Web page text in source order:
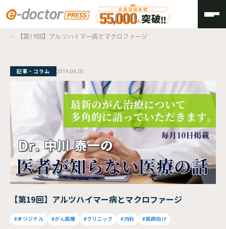
TOP
【第19回】アルツハイマー病とマクロファージ
記事・コラム 2019.04.10
【第19回】アルツハイマー病とマクロファージ
#オリジナル #がん医療 #クリニック #内科 #医師向け